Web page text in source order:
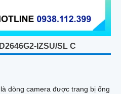
IZSU/SL C
dòng camera được trang bị ống